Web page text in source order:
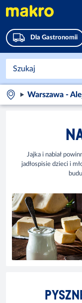
Dla Gastronomii
Warszawa -
Jajka i nabiał
jadłospisie dzieci i